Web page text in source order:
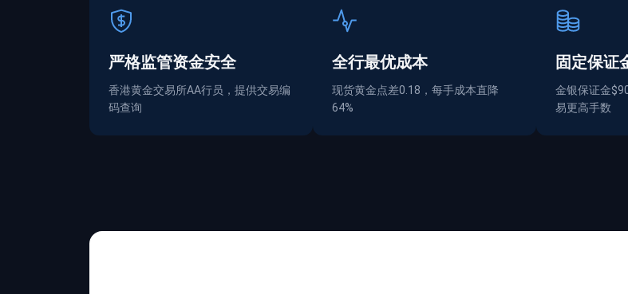
严格监管资金安全
香港黄金交易所AA行员，提供交易编
码查询
全行最优成本
现货黄金点差0.18，每手成本直降
64%
固定保证
金银保证金
易更高手数